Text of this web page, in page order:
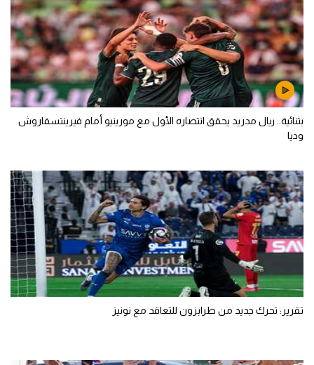
بثنائية.. ريال مدريد يحقق انتصاره الأول مع مورينيو أمام فيرينتسفاروش
وديا
تقرير: تحرك جديد من طرابزون للتعاقد مع نونيز